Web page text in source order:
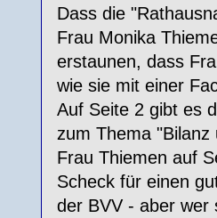
Dass die
Frau Monika
erstaunen, dass
wie sie mit einer
Auf Seite 2 gibt es
zum Thema
Frau Thiemen auf
Scheck für einen
der BVV - aber wer